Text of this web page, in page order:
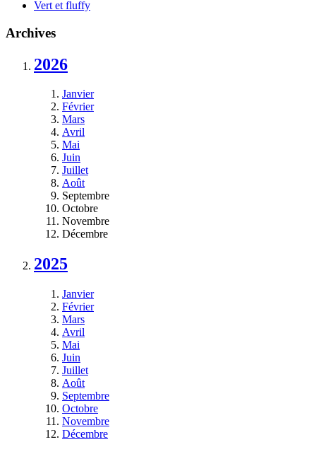
Vert et fluffy
Archives
2026
Janvier
Février
Mars
Avril
Mai
Juin
Juillet
Août
Septembre
Octobre
Novembre
Décembre
2025
Janvier
Février
Mars
Avril
Mai
Juin
Juillet
Août
Septembre
Octobre
Novembre
Décembre